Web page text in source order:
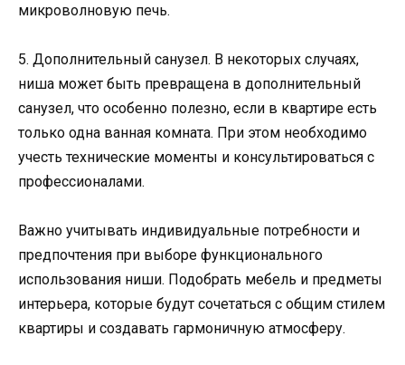
микроволновую печь.
5. Дополнительный санузел. В некоторых случаях,
ниша может быть превращена в дополнительный
санузел, что особенно полезно, если в квартире есть
только одна ванная комната. При этом необходимо
учесть технические моменты и консультироваться с
профессионалами.
Важно учитывать индивидуальные потребности и
предпочтения при выборе функционального
использования ниши. Подобрать мебель и предметы
интерьера, которые будут сочетаться с общим стилем
квартиры и создавать гармоничную атмосферу.